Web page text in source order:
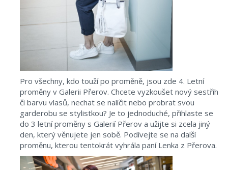
Pro všechny, kdo touží po proměně, jsou zde 4. Letní
proměny v Galerii Přerov. Chcete vyzkoušet nový sestřih
či barvu vlasů, nechat se nalíčit nebo probrat svou
garderobu se stylistkou? Je to jednoduché, přihlaste se
do 3 letní proměny s Galerií Přerov a užijte si zcela jiný
den, který věnujete jen sobě. Podívejte se na další
proměnu, kterou tentokrát vyhrála paní Lenka z Přerova.